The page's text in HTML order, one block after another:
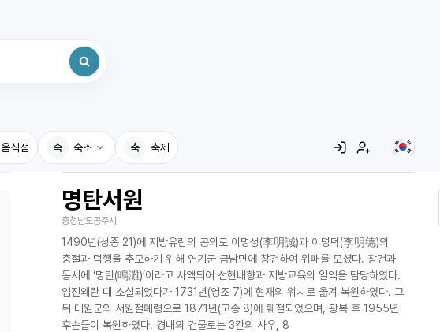
음식점 숙 숙소
국내맛집
고수의레시피
음식용어사전
축 축제
명탄서원
충청남도공주시
1490년(성종 21)에 지방유림의 공의로 이명성(李明誠)과 이명덕(李明德)의
충절과 덕행을 추모하기 위해 연기군 금남면에 창건하여 위패를 모셨다. 창건과
동시에 ‘명탄(鳴灘)’이라고 사액되어 선현배향과 지방교육의 일익을 담당하였다.
임진왜란 때 소실되었다가 1731년(영조 7)에 현재의 위치로 옮겨 복원하였다. 그
뒤 대원군의 서원철폐령으로 1871년(고종 8)에 훼철되었으며, 광복 후 1955년
후손들이 복원하였다. 경내의 건물로는 3칸의 사우, 8